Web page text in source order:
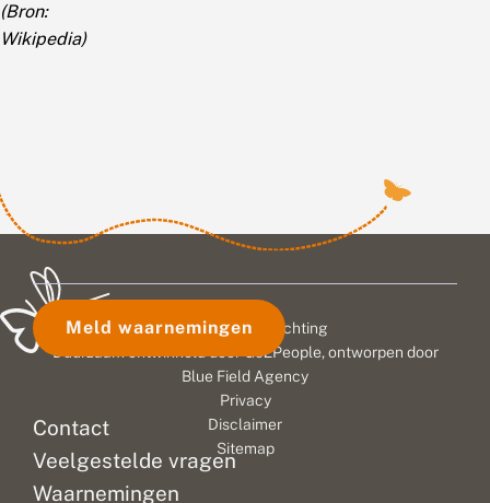
(Bron:
Wikipedia)
Contact
Veelgestelde vragen
Waarnemingen
Meld waarnemingen
© 2026 Vlinderstichting
Duurzaam ontwikkeld doorGo2People, ontworpen door
Blue Field Agency
Privacy
Disclaimer
Sitemap